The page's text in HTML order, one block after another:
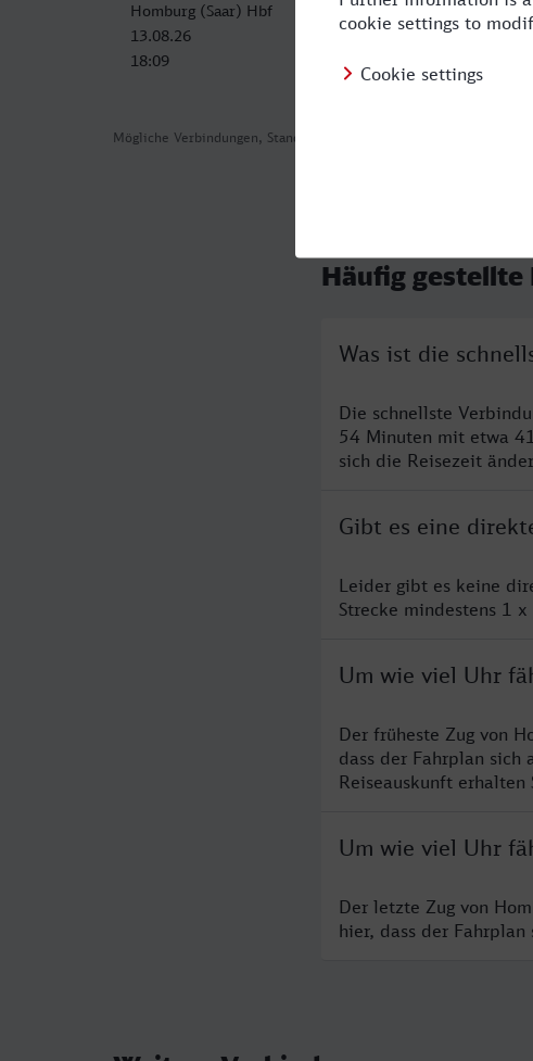
Mögliche Verbindungen, Stand: 2026-07-30 01:39
Homburg (Saar) Hbf
13.08.26
18:09
Hauptbahnhof, Bottrop
13.08.26
Häufig gestellte
Was ist die
Die schnellste
54 Minuten mit etwa
sich die Reisezeit
Gibt es eine
Leider gibt es keine
Strecke mindestens 1 x
Um wie viel Uhr
Der früheste Zug von
dass der Fahrplan sich
Reiseauskunft
Um wie viel Uhr
Der letzte Zug von
hier, dass der Fahrplan